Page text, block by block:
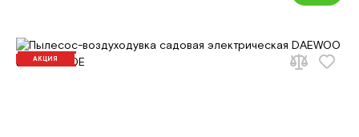
АКЦИЯ